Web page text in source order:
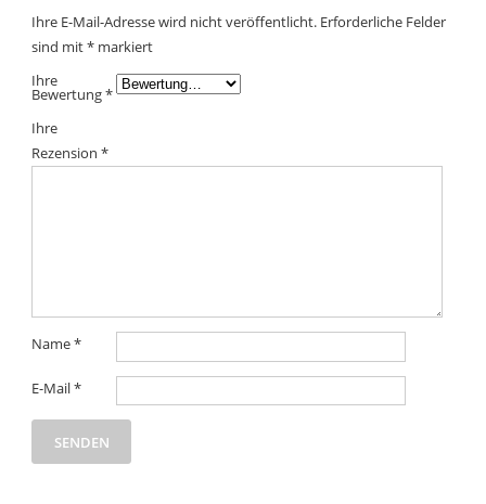
Ihre E-Mail-Adresse wird nicht veröffentlicht. Erforderliche Felder
sind mit* markiert
Ihre
Bewertung*
Ihre
Rezension*
Name*
E-Mail*